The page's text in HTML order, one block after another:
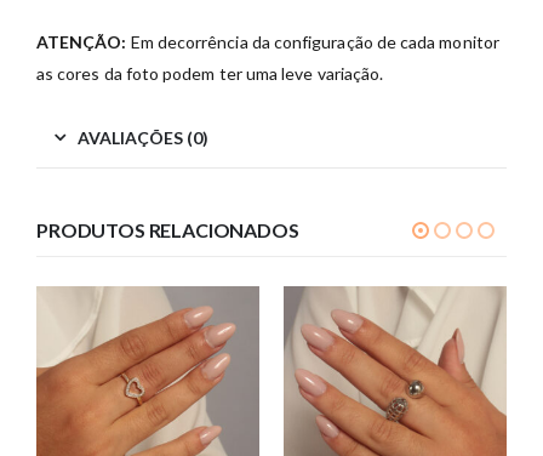
ATENÇÃO: Em decorrência da configuração de cada monitor
as cores da foto podem ter uma leve variação.
AVALIAÇÕES (0)
PRODUTOS RELACIONADOS